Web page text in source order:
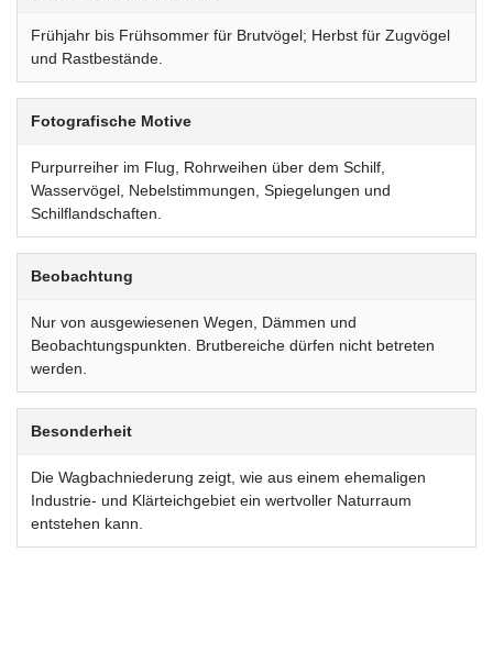
Frühjahr bis Frühsommer für Brutvögel; Herbst für Zugvögel
und Rastbestände.
Fotografische Motive
Purpurreiher im Flug, Rohrweihen über dem Schilf,
Wasservögel, Nebelstimmungen, Spiegelungen und
Schilflandschaften.
Beobachtung
Nur von ausgewiesenen Wegen, Dämmen und
Beobachtungspunkten. Brutbereiche dürfen nicht betreten
werden.
Besonderheit
Die Wagbachniederung zeigt, wie aus einem ehemaligen
Industrie- und Klärteichgebiet ein wertvoller Naturraum
entstehen kann.